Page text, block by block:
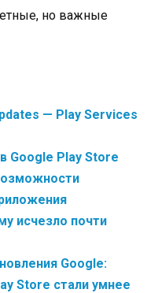
но важные
— Play Services
Google Play Store
исчезло почти
Google:
Store стали умнее